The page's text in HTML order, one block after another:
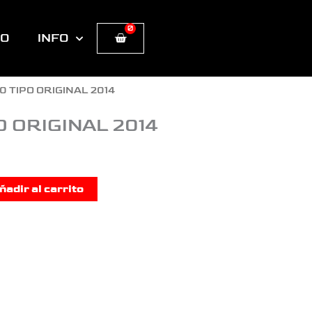
INFO
0
Cart
TIPO ORIGINAL 2014
ORIGINAL 2014
al carrito